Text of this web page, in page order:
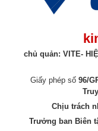
chủ quản: VITE-
Giấy phép số 96/
Chịu trách
Trưởng ban Biên